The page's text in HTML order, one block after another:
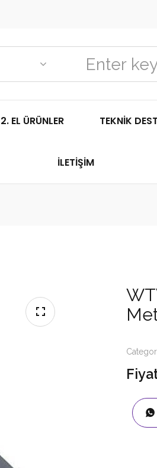
2. EL ÜRÜNLER TEKNIK
İLETIŞIM